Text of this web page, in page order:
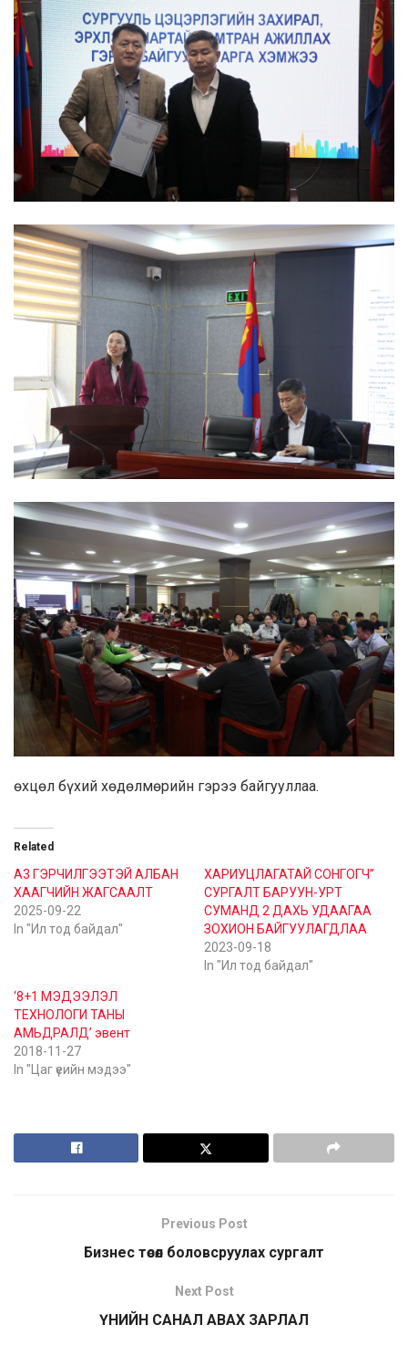
өхцөл бүхий хөдөлмөрийн гэрээ байгууллаа.
Related
А3 ГЭРЧИЛГЭЭТЭЙ АЛБАН
ХААГЧИЙН ЖАГСААЛТ
2025-09-22
In "Ил тод байдал"
ХАРИУЦЛАГАТАЙ СОНГОГЧ”
СУРГАЛТ БАРУУН-УРТ
СУМАНД 2 ДАХЬ УДААГАА
ЗОХИОН БАЙГУУЛАГДЛАА
2023-09-18
In "Ил тод байдал"
‘8+1 МЭДЭЭЛЭЛ
ТЕХНОЛОГИ ТАНЫ
АМЬДРАЛД’ эвент
2018-11-27
In "Цаг үеийн мэдээ"
Previous Post
Бизнес төсөл боловсруулах сургалт
Next Post
ҮНИЙН САНАЛ АВАХ ЗАРЛАЛ